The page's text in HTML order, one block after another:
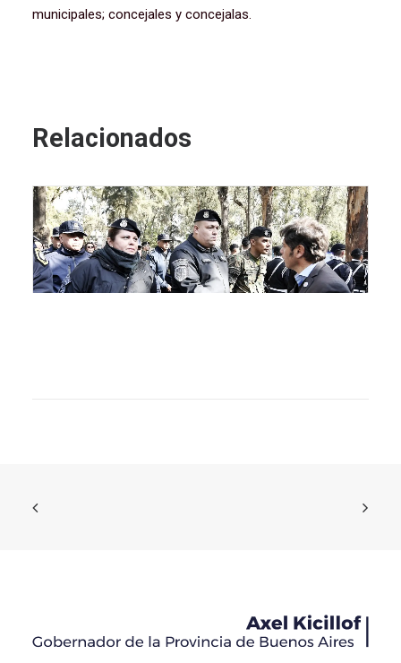
municipales; concejales y concejalas.
Relacionados